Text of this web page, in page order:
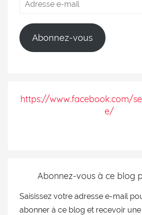
Abonnez-vous
https://www.facebook.com/
e/
Abonnez-vous à ce blog
Saisissez votre adresse e-mail
abonner à ce blog et recevoir